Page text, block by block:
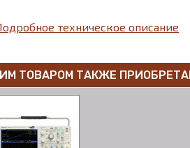
техническое описание
ТОВАРОМ ТАКЖЕ